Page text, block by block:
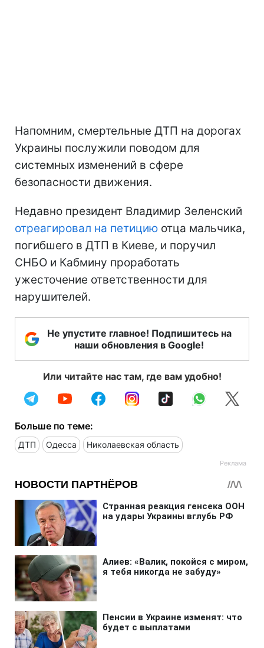
Напомним, смертельные ДТП на дорогах
Украины послужили поводом для
системных изменений в сфере
безопасности движения.
Недавно президент Владимир Зеленский
отреагировал на петицию отца мальчика,
погибшего в ДТП в Киеве, и поручил
СНБО и Кабмину проработать
ужесточение ответственности для
нарушителей.
Не упустите главное! Подпишитесь на
наши обновления в Google!
Или читайте нас там, где вам удобно!
Больше по теме:
ДТП Одесса Николаевская область